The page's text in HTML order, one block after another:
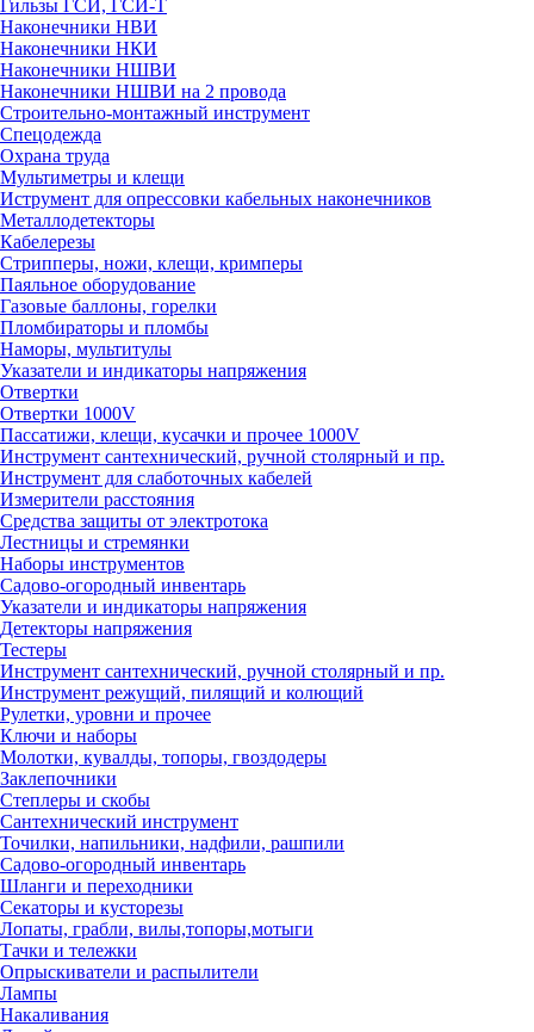
Гильзы ГСИ, ГСИ-Т
Наконечники НВИ
Наконечники НКИ
Наконечники НШВИ
Наконечники НШВИ на 2 провода
Строительно-монтажный инструмент
Спецодежда
Охрана труда
Мультиметры и клещи
Иструмент для опрессовки кабельных наконечников
Металлодетекторы
Кабелерезы
Стрипперы, ножи, клещи, кримперы
Паяльное оборудование
Газовые баллоны, горелки
Пломбираторы и пломбы
Наморы, мультитулы
Указатели и индикаторы напряжения
Отвертки
Отвертки 1000V
Пассатижи, клещи, кусачки и прочее 1000V
Инструмент сантехнический, ручной столярный и пр.
Инструмент для слаботочных кабелей
Измерители расстояния
Средства защиты от электротока
Лестницы и стремянки
Наборы инструментов
Садово-огородный инвентарь
Указатели и индикаторы напряжения
Детекторы напряжения
Тестеры
Инструмент сантехнический, ручной столярный и пр.
Инструмент режущий, пилящий и колющий
Рулетки, уровни и прочее
Ключи и наборы
Молотки, кувалды, топоры, гвоздодеры
Заклепочники
Степлеры и скобы
Сантехнический инструмент
Точилки, напильники, надфили, рашпили
Садово-огородный инвентарь
Шланги и переходники
Секаторы и кусторезы
Лопаты, грабли, вилы,топоры,мотыги
Тачки и тележки
Опрыскиватели и распылители
Лампы
Накаливания